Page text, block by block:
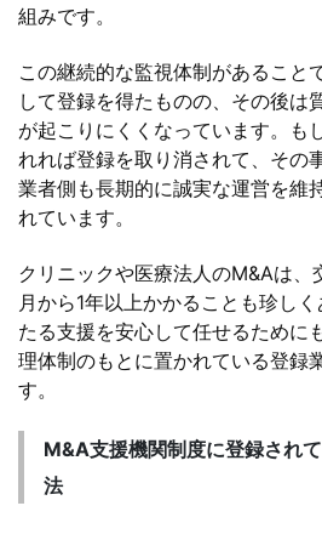
組みです。
この継続的な監視体制があること
して登録を得たものの、その後は
が起こりにくくなっています。も
れれば登録を取り消されて、その
業者側も長期的に誠実な運営を維
れています。
クリニックや医療法人のM&Aは、
月から1年以上かかることも珍し
たる支援を安心して任せるために
理体制のもとに置かれている登録
す。
M&A支援機関制度に登録され
法